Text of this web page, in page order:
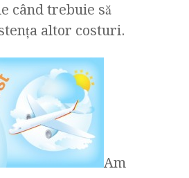
când trebuie să
altor costuri.
Am